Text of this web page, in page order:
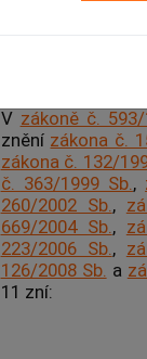
V zákoně č.
znění zákona č.
zákona č. 132/
č. 363/1999 Sb.,
260/2002 Sb.,
669/2004 Sb.,
223/2006 Sb.,
126/2008 Sb. a
11 zní: